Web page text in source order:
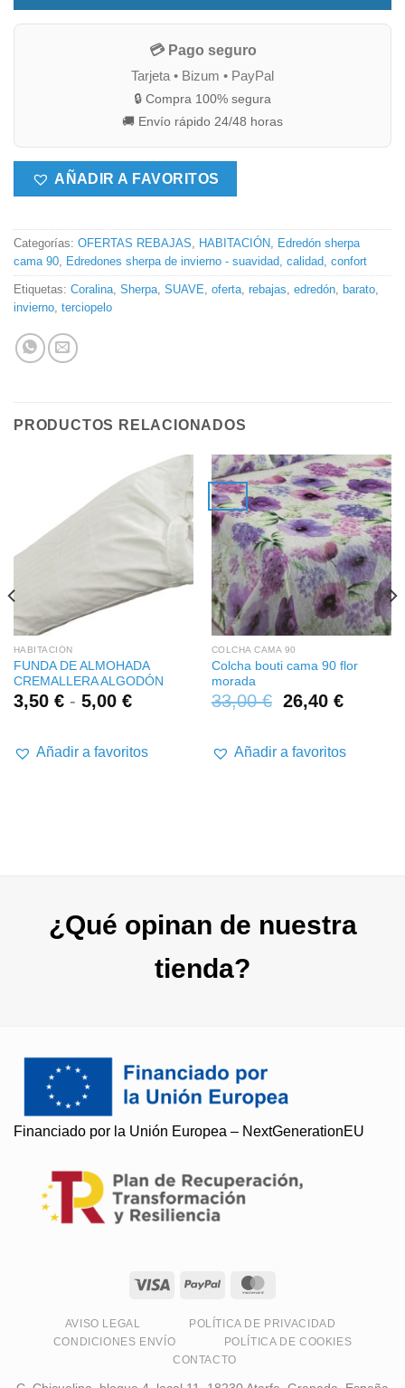
💳 Pago seguro
Tarjeta • Bizum • PayPal
🔒 Compra 100% segura
🚚 Envío rápido 24/48 horas
AÑADIR A FAVORITOS
Categorías: OFERTAS REBAJAS, HABITACIÓN, Edredón sherpa
cama 90, Edredones sherpa de invierno - suavidad, calidad, confort
Etiquetas: Coralina, Sherpa, SUAVE, oferta, rebajas, edredón, barato,
invierno, terciopelo
PRODUCTOS RELACIONADOS
HABITACIÓN
FUNDA DE ALMOHADA
CREMALLERA ALGODÓN
3,50 € - 5,00 €Rango
desde
Añadir a favoritos
COLCHA CAMA 90
Colcha bouti cama 90 flor
morada
33,00€ 26,40 €
Añadir a favoritos
¿Qué opinan de nuestra
tienda?
Financiado por la Unión Europea – NextGenerationEU
AVISO LEGAL
POLÍTICA DE PRIVACIDAD
CONDICIONES ENVÍO
POLÍTICA DE COOKIES
CONTACTO
Soy Paqui, ¿Te ayudo?
Resuelvo todas tus preguntas